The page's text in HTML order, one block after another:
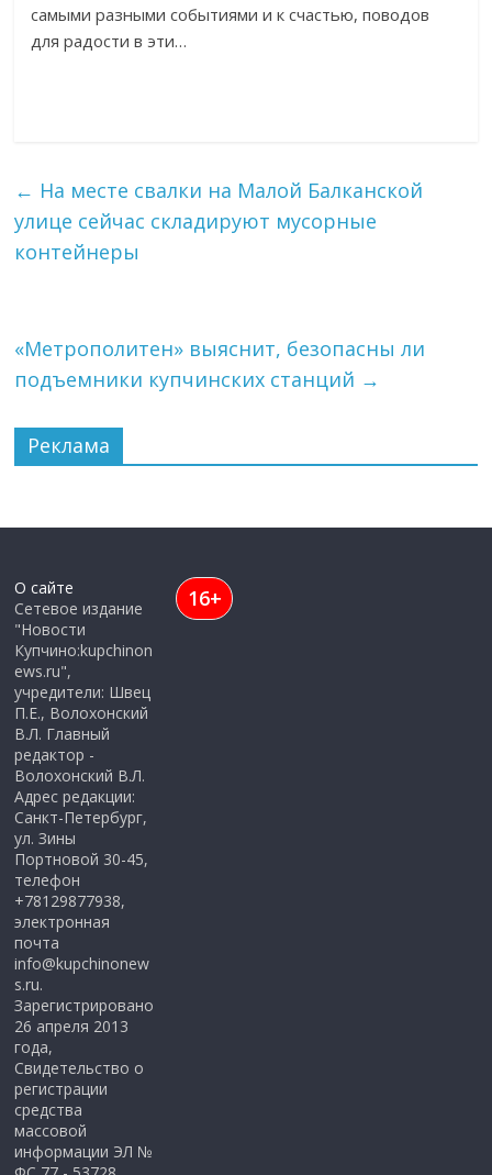
самыми разными событиями и к счастью, поводов
для радости в эти…
← На месте свалки на Малой Балканской
улице сейчас складируют мусорные
контейнеры
«Метрополитен» выяснит, безопасны ли
подъемники купчинских станций →
Реклама
О сайте
Сетевое издание
"Новости
Купчино:kupchinon
ews.ru",
учредители: Швец
П.Е., Волохонский
В.Л. Главный
редактор -
Волохонский В.Л.
Адрес редакции:
Санкт-Петербург,
ул. Зины
Портновой 30-45,
телефон
+78129877938,
электронная
почта
info@kupchinonew
s.ru.
Зарегистрировано
26 апреля 2013
года,
Свидетельство о
регистрации
средства
массовой
информации ЭЛ №
16+